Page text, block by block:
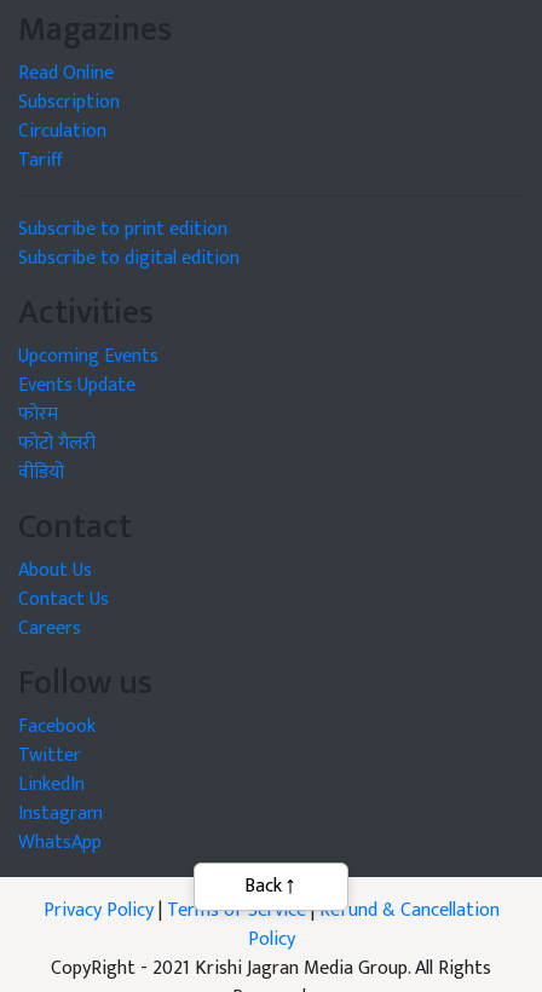
Magazines
Read Online
Subscription
Circulation
Tariff
Subscribe to print edition
Subscribe to digital edition
Activities
Upcoming Events
Events Update
फोरम
फोटो गैलरी
वीडियो
Contact
About Us
Contact Us
Careers
Follow us
Facebook
Twitter
LinkedIn
Instagram
WhatsApp
Privacy Policy|Terms of Service|Refund & Cancellation
Policy
CopyRight - 2021 Krishi Jagran Media Group. All Rights